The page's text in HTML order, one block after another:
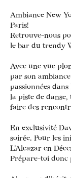
Ambiance New
Paris!
Retrouve-nous
le bar du trendy
Avec une vue
par son
passionnées
la piste de
faire des
En exclusivité
soirée. Pour les
L'Alcazar en
Prépare-toi donc